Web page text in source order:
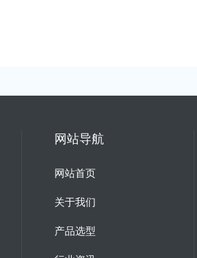
网站导航
网站首页
关于我们
产品选型